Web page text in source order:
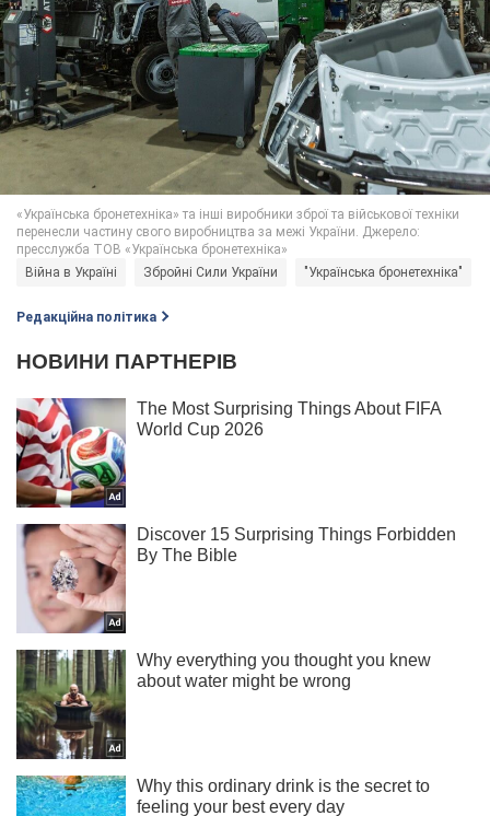
Війна в Україні Збройні Сили України "Українська бронетехніка"
Редакційна політика